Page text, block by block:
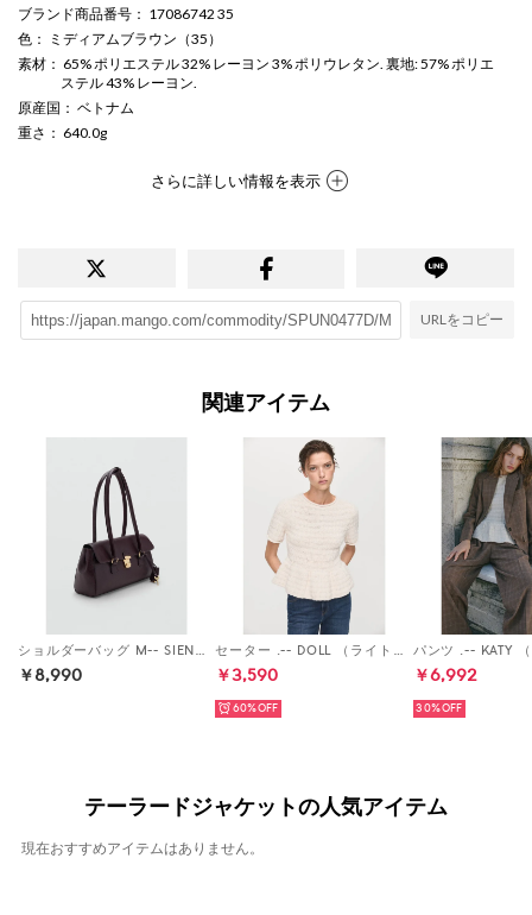
ブランド商品番号 ： 17086742 35
色 ： ミディアムブラウン（35）
素材 ： 65% ポリエステル 32% レーヨン 3% ポリウレタン. 裏地: 57% ポリエ
ステル 43% レーヨン.
原産国 ： ベトナム
重さ ： 640.0g
さらに詳しい情報を表示
URLをコピー
関連アイテム
ショルダーバッグ M-- SIENA （ダークレッド）
￥8,990
セーター .-- DOLL （ライトベージュ）
￥3,590
60%
￥6,992
30%
テーラードジャケットの人気アイテム
現在おすすめアイテムはありません。